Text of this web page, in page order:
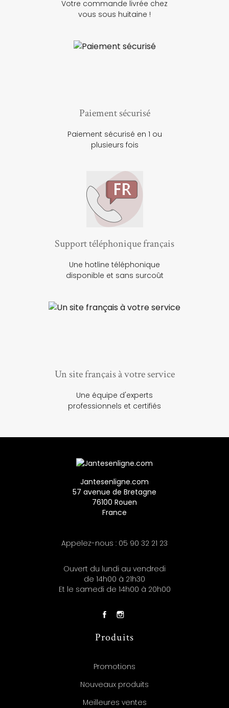
Votre commande livrée chez
vous sous huitaine !
Paiement sécurisé
Paiement sécurisé en 1 ou
plusieurs fois
Support téléphonique français
Une hotline téléphonique
disponible et sans surcoût
Un site français à votre service
Une équipe d'experts
professionnels et certifiés
Jantesenligne.com
57 avenue de Bretagne
76100 Rouen
France
Appelez-nous : 05 90 32 21 23
Ouvert du lundi au vendredi
de 14h00 à 21h30
Et le samedi de 14h00 à 20h00
Produits
Promotions
Nouveaux produits
Meilleures ventes